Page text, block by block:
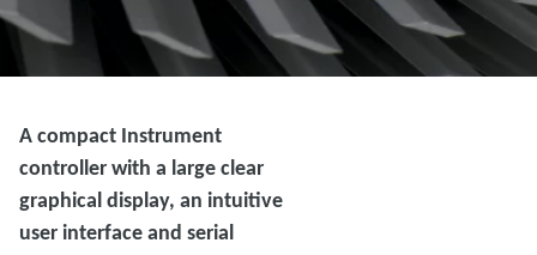
A compact Instrument
controller with a large clear
graphical display, an intuitive
user interface and serial